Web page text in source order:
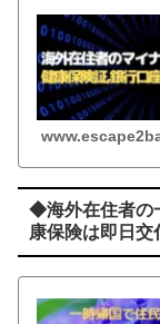
◆海外在住者の
康保険は即日交